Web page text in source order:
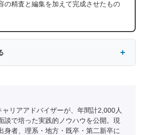
の精査と編集を加えて完成させたもの
リアアドバイザーが、年間計2,000人
談で培った実践的ノウハウを公開。現
身者、理系・地方・既卒・第二新卒に